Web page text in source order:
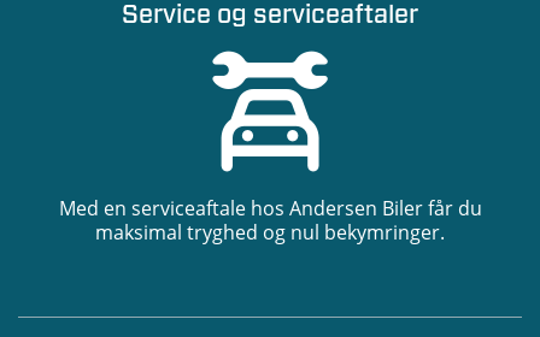
Service og serviceaftaler
Med en serviceaftale hos Andersen Biler får du
maksimal tryghed og nul bekymringer.